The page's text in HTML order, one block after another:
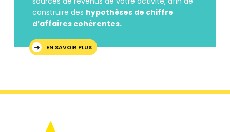
construire des hypothèses de chiffre
d’affaires cohérentes.
EN SAVOIR PLUS